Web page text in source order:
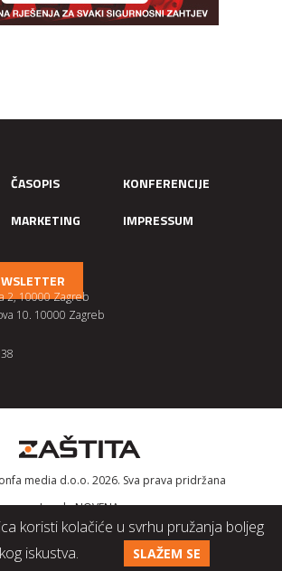
koristi kolačiće u svrhu pružanja boljeg
iskustva.
SLAŽEM SE
ČASOPIS
KONFERENCIJE
MARKETING IMPRESSUM
2, 10000 Zagreb
10. 10000 Zagreb
media d.o.o. 2026. Sva prava pridržana
IzradaNOVENA